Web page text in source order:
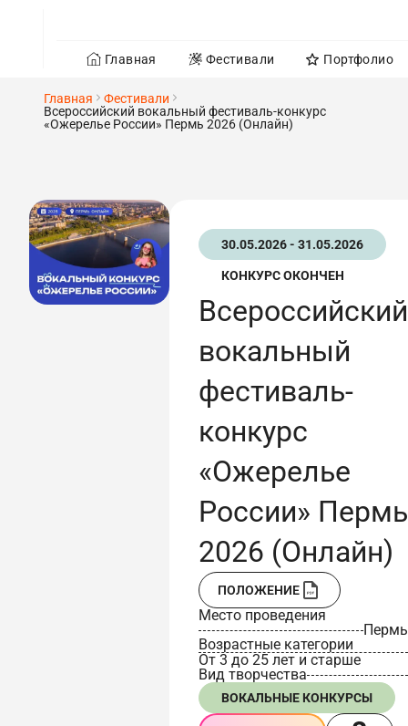
Главная Фестивали Портфолио
Главная
Фестивали
Всероссийский вокальный фестиваль-конкурс
«Ожерелье России» Пермь 2026 (Онлайн)
30.05.2026 - 31.05.2026
КОНКУРС ОКОНЧЕН
Всероссийский
вокальный
фестиваль-
конкурс
«Ожерелье
России» Пермь
2026 (Онлайн)
ПОЛОЖЕНИЕ
Место проведения
Пермь
Возрастные категории
От 3 до 25 лет и старше
Вид творчества
ВОКАЛЬНЫЕ КОНКУРСЫ